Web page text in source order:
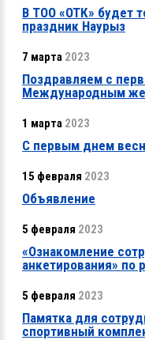
В ТОО «ОТК» будет
праздник Наурыз
7 марта 2023
Поздравляем с
Международным
1 марта 2023
С первым днем
15 февраля 2023
Объявление
5 февраля 2023
«Ознакомление
анкетирования»
5 февраля 2023
Памятка для
спортивный